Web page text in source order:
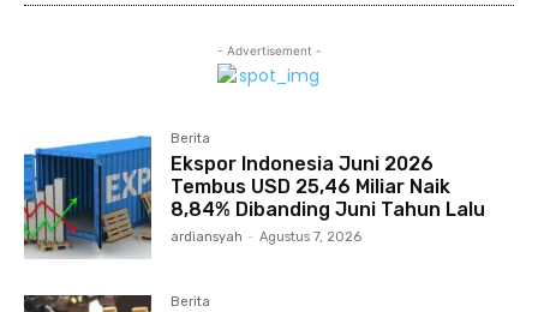
- Advertisement -
Berita
Ekspor Indonesia Juni 2026
Tembus USD 25,46 Miliar Naik
8,84% Dibanding Juni Tahun Lalu
ardiansyah - Agustus 7, 2026
Berita